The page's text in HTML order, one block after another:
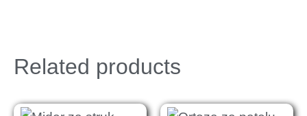
Related products